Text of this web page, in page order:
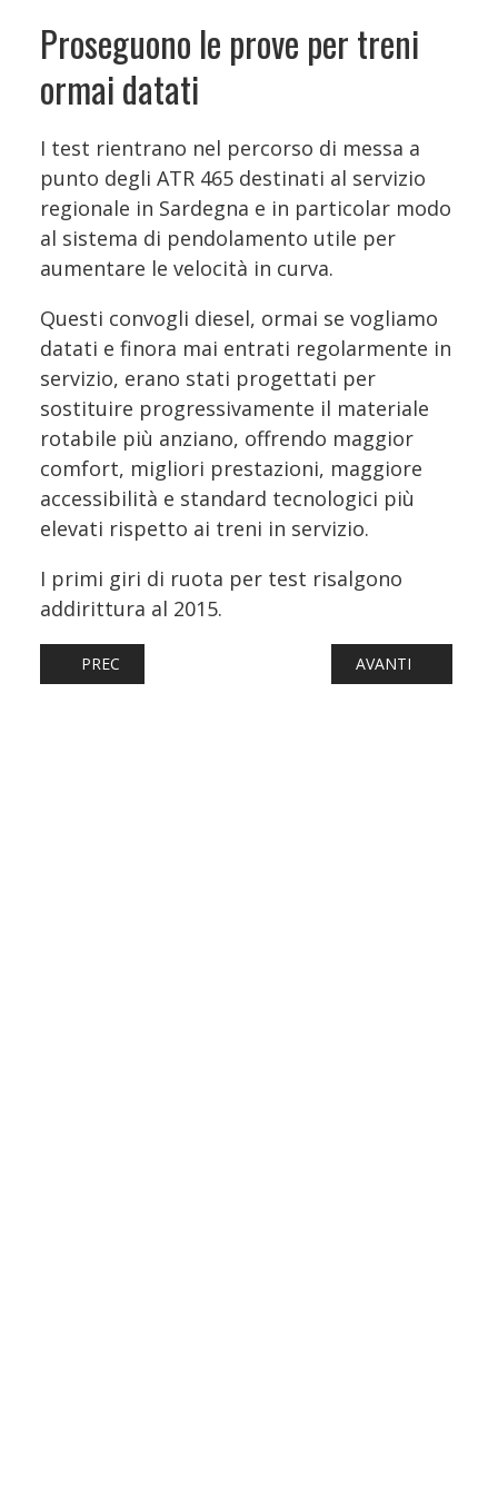
Proseguono le prove per treni
ormai datati
I test rientrano nel percorso di messa a
punto degli ATR 465 destinati al servizio
regionale in Sardegna e in particolar modo
al sistema di pendolamento utile per
aumentare le velocità in curva.
Questi convogli diesel, ormai se vogliamo
datati e finora mai entrati regolarmente in
servizio, erano stati progettati per
sostituire progressivamente il materiale
rotabile più anziano, offrendo maggior
comfort, migliori prestazioni, maggiore
accessibilità e standard tecnologici più
elevati rispetto ai treni in servizio.
I primi giri di ruota per test risalgono
addirittura al 2015.
ARTICOLO PRECEDENTE: BRENNERO, PERDITA DI
PREC ARTICOLO
AVANTI